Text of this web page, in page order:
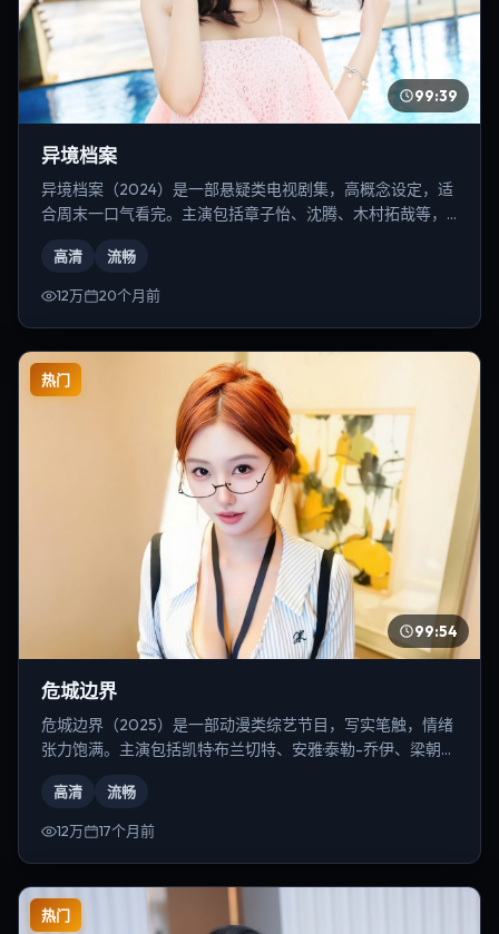
99:39
异境档案
异境档案（2024）是一部悬疑类电视剧集，高概念设定，适
合周末一口气看完。主演包括章子怡、沈腾、木村拓哉等，
高清 流畅
12万 20个月前
热门
99:54
危城边界
危城边界（2025）是一部动漫类综艺节目，写实笔触，情绪
张力饱满。主演包括凯特·布兰切特、安雅·泰勒-乔伊、梁朝伟
高清 流畅
12万 17个月前
热门